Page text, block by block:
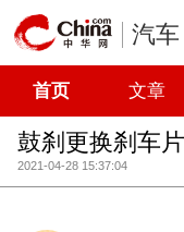
汽车
首页 文章
鼓刹更换刹车
2021-04-28 15:37:04